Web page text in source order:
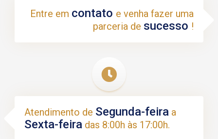
Entre em contato e venha fazer uma
parceria de sucesso !
Atendimento de Segunda-feira a
Sexta-feira das 8:00h às 17:00h.